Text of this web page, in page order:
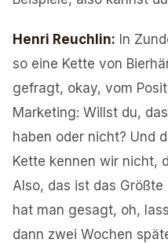
Henri Reuchlin: In
so eine Kette von
gefragt, okay, vom
Marketing: Willst du,
haben oder nicht? Und
Kette kennen wir nicht,
Also, das ist das
hat man gesagt, oh,
dann zwei Wochen